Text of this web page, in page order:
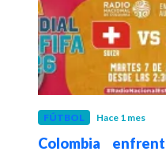
FÚTBOL Hace 1 mes
Colombia